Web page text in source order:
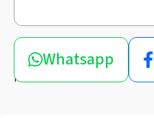
Compartilhe
esta
notícia
Whatsapp